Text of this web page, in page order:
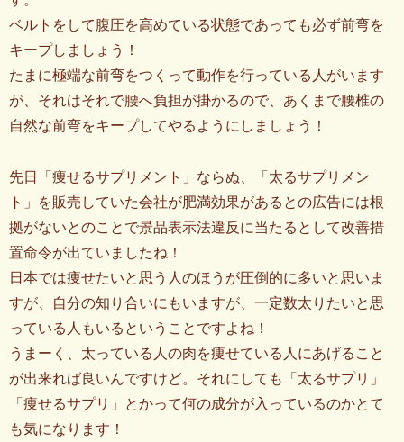
ベルトをして腹圧を高めている状態であっても必ず前弯を
キープしましょう！
たまに極端な前弯をつくって動作を行っている人がいます
が、それはそれで腰へ負担が掛かるので、あくまで腰椎の
自然な前弯をキープしてやるようにしましょう！
先日「痩せるサプリメント」ならぬ、「太るサプリメン
ト」を販売していた会社が肥満効果があるとの広告には根
拠がないとのことで景品表示法違反に当たるとして改善措
置命令が出ていましたね！
日本では痩せたいと思う人のほうが圧倒的に多いと思いま
すが、自分の知り合いにもいますが、一定数太りたいと思
っている人もいるということですよね！
うまーく、太っている人の肉を痩せている人にあげること
が出来れば良いんですけど。それにしても「太るサプリ」
「痩せるサプリ」とかって何の成分が入っているのかとて
も気になります！